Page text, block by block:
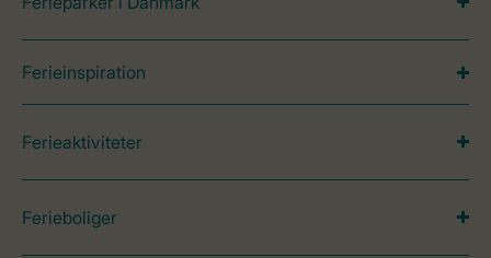
Ferieinspiration
Ferieaktiviteter
Ferieboliger